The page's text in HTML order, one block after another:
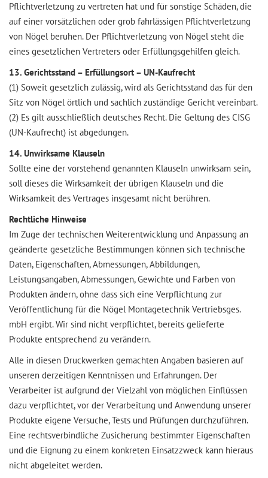
Pflichtverletzung zu vertreten hat und für sonstige Schäden, die
auf einer vorsätzlichen oder grob fahrlässigen Pflichtverletzung
von Nögel beruhen. Der Pflichtverletzung von Nögel steht die
eines gesetzlichen Vertreters oder Erfüllungsgehilfen gleich.
13. Gerichtsstand – Erfüllungsort – UN-Kaufrecht
(1) Soweit gesetzlich zulässig, wird als Gerichtsstand das für den
Sitz von Nögel örtlich und sachlich zuständige Gericht vereinbart.
(2) Es gilt ausschließlich deutsches Recht. Die Geltung des CISG
(UN-Kaufrecht) ist abgedungen.
14. Unwirksame Klauseln
Sollte eine der vorstehend genannten Klauseln unwirksam sein,
soll dieses die Wirksamkeit der übrigen Klauseln und die
Wirksamkeit des Vertrages insgesamt nicht berühren.
Rechtliche Hinweise
Im Zuge der technischen Weiterentwicklung und Anpassung an
geänderte gesetzliche Bestimmungen können sich technische
Daten, Eigenschaften, Abmessungen, Abbildungen,
Leistungsangaben, Abmessungen, Gewichte und Farben von
Produkten ändern, ohne dass sich eine Verpflichtung zur
Veröffentlichung für die Nögel Montagetechnik Vertriebsges.
mbH ergibt. Wir sind nicht verpflichtet, bereits gelieferte
Produkte entsprechend zu verändern.
Alle in diesen Druckwerken gemachten Angaben basieren auf
unseren derzeitigen Kenntnissen und Erfahrungen. Der
Verarbeiter ist aufgrund der Vielzahl von möglichen Einflüssen
dazu verpflichtet, vor der Verarbeitung und Anwendung unserer
Produkte eigene Versuche, Tests und Prüfungen durchzuführen.
Eine rechtsverbindliche Zusicherung bestimmter Eigenschaften
und die Eignung zu einem konkreten Einsatzzweck kann hieraus
nicht abgeleitet werden.